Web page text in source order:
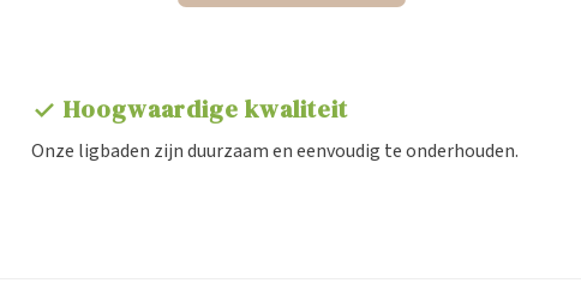
check Hoogwaardige kwaliteit
Onze ligbaden zijn duurzaam en eenvoudig te onderhouden.